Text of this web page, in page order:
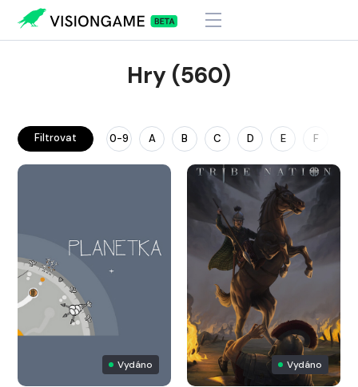
Hry (560)
Filtrovat 0-9 A B C D E F
Vydáno Vydáno